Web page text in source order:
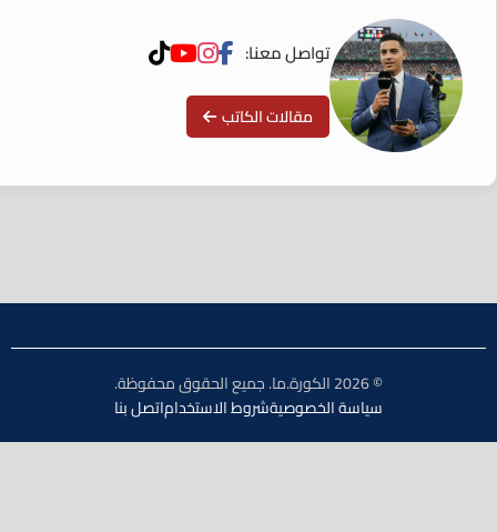
تواصل معنا:
مقالات الكاتب
سياسة الخصوصيةشروط الاستخداماتصل بنا